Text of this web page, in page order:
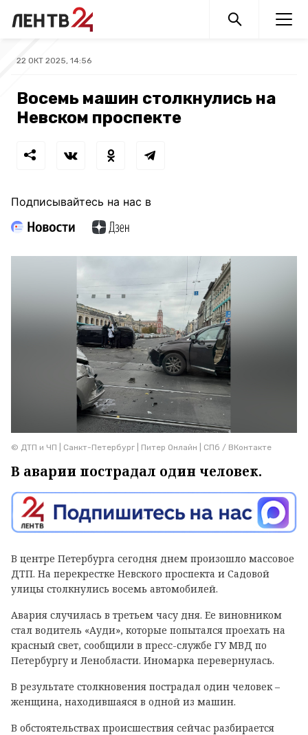
22 ОКТ 2025, 14:56
Восемь машин столкнулись на
Невском проспекте
Подписывайтесь на нас в
© ДТП и ЧП | Санкт-Петербург | Питер Онлайн | СПб / ВКонтакте
В аварии пострадал один человек.
В центре Петербурга сегодня днем произошло массовое
ДТП. На перекрестке Невского проспекта и Садовой
улицы столкнулись восемь автомобилей.
Авария случилась в третьем часу дня. Ее виновником
стал водитель «Ауди», которые попытался проехать на
красный свет, сообщили в пресс-службе ГУ МВД по
Петербургу и Ленобласти. Иномарка перевернулась.
В результате столкновения пострадал один человек –
женщина, находившаяся в одной из машин.
В обстоятельствах происшествия сейчас разбирается